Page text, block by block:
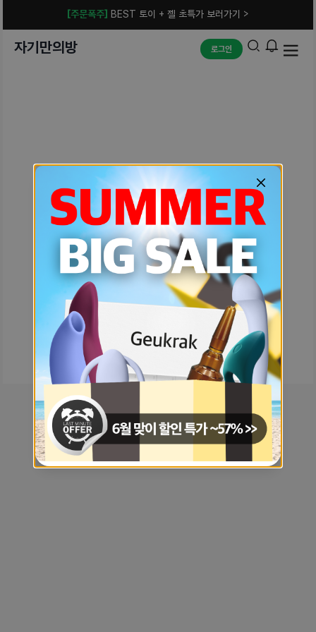
[주문폭주] BEST 토이 + 젤 초특가 보러가기 >
자기만의방 로그인
예상치 못한 에러입니다.